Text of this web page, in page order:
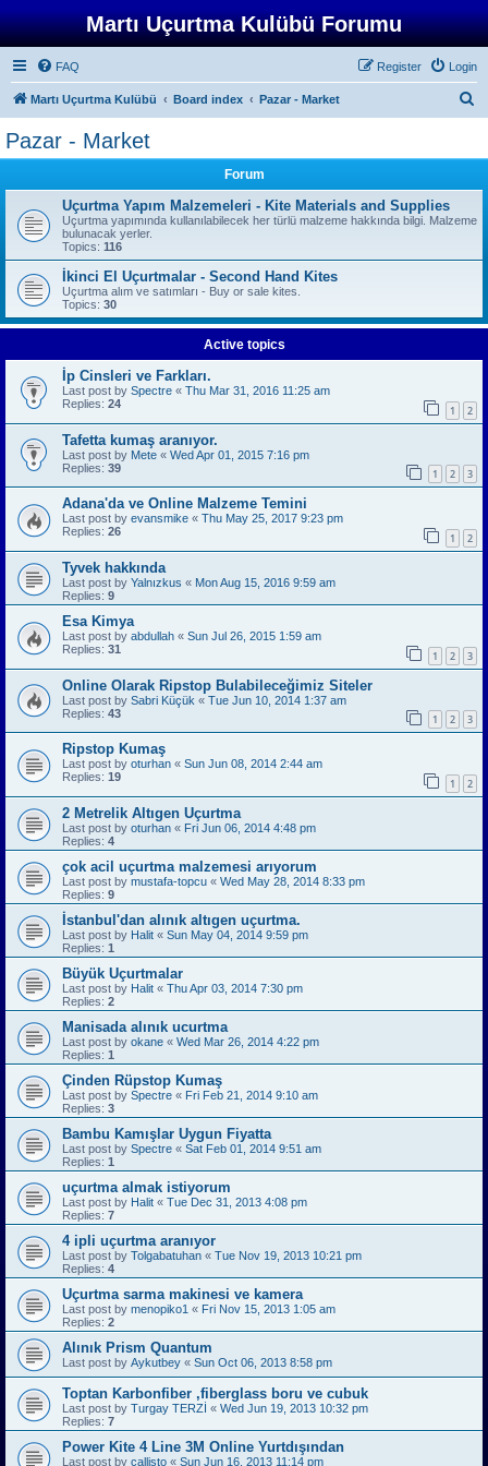
Martı Uçurtma Kulübü Forumu
FAQ Login
Register
Martı Uçurtma Kulübü Board index Pazar - Market
Pazar - Market
Forum
Uçurtma Yapım Malzemeleri - Kite Materials and Supplies
Uçurtma yapımında kullanılabilecek her türlü malzeme hakkında bilgi. Malzeme
bulunacak yerler.
Topics: 116
İkinci El Uçurtmalar - Second Hand Kites
Uçurtma alım ve satımları - Buy or sale kites.
Topics: 30
Active topics
İp Cinsleri ve Farkları.
Last post by Spectre « Thu Mar 31, 2016 11:25 am
Replies: 24 1 2
Tafetta kumaş aranıyor.
Last post by Mete « Wed Apr 01, 2015 7:16 pm
Replies: 39 1 2 3
Adana'da ve Online Malzeme Temini
Last post by evansmike « Thu May 25, 2017 9:23 pm
Replies: 26 1 2
Tyvek hakkında
Last post by Yalnızkus « Mon Aug 15, 2016 9:59 am
Replies: 9
Esa Kimya
Last post by abdullah « Sun Jul 26, 2015 1:59 am
Replies: 31 1 2 3
Online Olarak Ripstop Bulabileceğimiz Siteler
Last post by Sabri Küçük « Tue Jun 10, 2014 1:37 am
Replies: 43 1 2 3
Ripstop Kumaş
Last post by oturhan « Sun Jun 08, 2014 2:44 am
Replies: 19 1 2
2 Metrelik Altıgen Uçurtma
Last post by oturhan « Fri Jun 06, 2014 4:48 pm
Replies: 4
çok acil uçurtma malzemesi arıyorum
Last post by mustafa-topcu « Wed May 28, 2014 8:33 pm
Replies: 9
İstanbul'dan alınık altıgen uçurtma.
Last post by Halit « Sun May 04, 2014 9:59 pm
Replies: 1
Büyük Uçurtmalar
Last post by Halit « Thu Apr 03, 2014 7:30 pm
Replies: 2
Manisada alınık ucurtma
Last post by okane « Wed Mar 26, 2014 4:22 pm
Replies: 1
Çinden Rüpstop Kumaş
Last post by Spectre « Fri Feb 21, 2014 9:10 am
Replies: 3
Bambu Kamışlar Uygun Fiyatta
Last post by Spectre « Sat Feb 01, 2014 9:51 am
Replies: 1
uçurtma almak istiyorum
Last post by Halit « Tue Dec 31, 2013 4:08 pm
Replies: 7
4 ipli uçurtma aranıyor
Last post by Tolgabatuhan « Tue Nov 19, 2013 10:21 pm
Replies: 4
Uçurtma sarma makinesi ve kamera
Last post by menopiko1 « Fri Nov 15, 2013 1:05 am
Replies: 2
Alınık Prism Quantum
Last post by Aykutbey « Sun Oct 06, 2013 8:58 pm
Toptan Karbonfiber ,fiberglass boru ve cubuk
Last post by Turgay TERZİ « Wed Jun 19, 2013 10:32 pm
Replies: 7
Power Kite 4 Line 3M Online Yurtdışından
Last post by callisto « Sun Jun 16, 2013 11:14 pm